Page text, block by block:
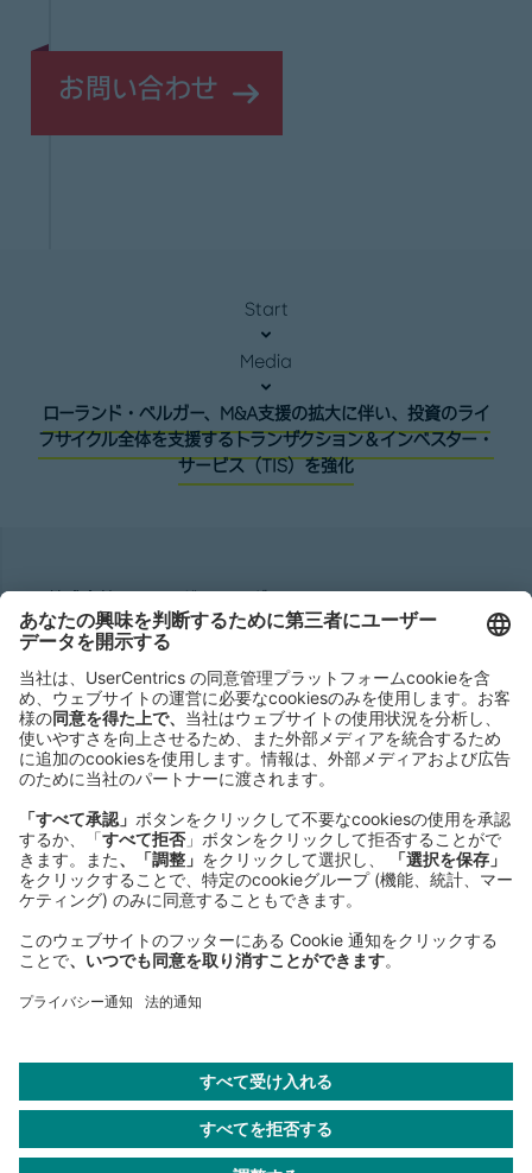
お問い合わせ
Start
Media
ローランド・ベルガー、M&A支援の拡大に伴い、投資のライ
フサイクル全体を支援するトランザクション＆インベスター・
サービス（TIS）を強化
株式会社ローランド ･ ベルガー
Roland Berger GmbH
80538 Munich
Germany
Phone:
+49 89 9230-0
Fax:
+49 89 9230-8202
Mail:
Send us a message
NEWSROOM
LEGAL
HELP
PRIVACY
COOKIES